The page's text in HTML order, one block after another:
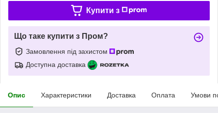
Купити з
Що таке купити з Пром?
Замовлення під захистом
Доступна доставка
Опис Характеристики Доставка Оплата Умови